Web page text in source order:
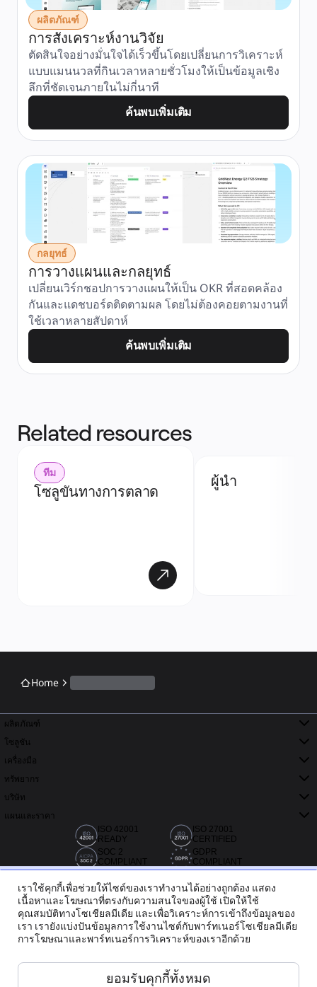
ผลิตภัณฑ์
การสังเคราะห์งานวิจัย
ตัดสินใจอย่างมั่นใจได้เร็วขึ้นโดยเปลี่ยนการวิเคราะห์
แบบแมนนวลที่กินเวลาหลายชั่วโมงให้เป็นข้อมูลเชิง
ลึกที่ชัดเจนภายในไม่กี่นาที
ค้นพบเพิ่มเติม
กลยุทธ์
การวางแผนและกลยุทธ์
เปลี่ยนเวิร์กชอปการวางแผนให้เป็น OKR ที่สอดคล้อง
กันและแดชบอร์ดติดตามผล โดยไม่ต้องคอยตามงานที่
ใช้เวลาหลายสัปดาห์
ค้นพบเพิ่มเติม
Related resources
ทีม
โซลูขันทางการตลาด
ผู้นำ
Home
ผลิตภัณฑ์
โซลูชัน
เครื่องมือ
ทรัพยากร
บริษัท
แผนและราคา
ISO 42001
READY
ISO 27001
CERTIFIED
SOC 2
COMPLIANT
GDPR
COMPLIANT
กว่า 20,000 รีวิวจาก Capterra, G2 และ Trustradius
ไทย
เราใช้คุกกี้เพื่อช่วยให้ไซต์ของเราทำงานได้อย่างถูกต้อง แสดง
เนื้อหาและโฆษณาที่ตรงกับความสนใจของผู้ใช้ เปิดให้ใช้
คุณสมบัติทางโซเชียลมีเดีย และเพื่อวิเคราะห์การเข้าถึงข้อมูลของ
เรา เรายังแบ่งปันข้อมูลการใช้งานไซต์กับพาร์ทเนอร์โซเชียลมีเดีย
การโฆษณาและพาร์ทเนอร์การวิเคราะห์ของเราอีกด้วย
ยอมรับคุกกี้ทั้งหมด